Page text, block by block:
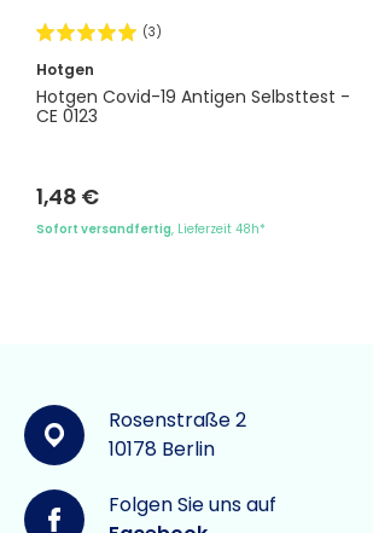
(3)
Hotgen
Hotgen Covid-19 Antigen Selbsttest -
CE 0123
1,48 €
Sofort versandfertig, Lieferzeit 48h*
Rosenstraße 2
10178 Berlin
Folgen Sie uns auf